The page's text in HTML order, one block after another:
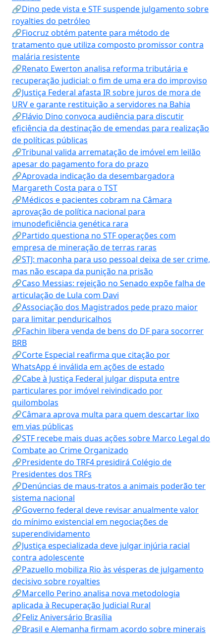
🔗Dino pede vista e STF suspende julgamento sobre
royalties do petróleo
🔗Fiocruz obtém patente para método de
tratamento que utiliza composto promissor contra
malária resistente
🔗Renato Ewerton analisa reforma tributária e
recuperação judicial: o fim de uma era do improviso
🔗Justiça Federal afasta IR sobre juros de mora de
URV e garante restituição a servidores na Bahia
🔗Flávio Dino convoca audiência para discutir
eficiência da destinação de emendas para realização
de políticas públicas
🔗Tribunal valida arrematação de imóvel em leilão
apesar do pagamento fora do prazo
🔗Aprovada indicação da desembargadora
Margareth Costa para o TST
🔗Médicos e pacientes cobram na Câmara
aprovação de política nacional para
imunodeficiência genética rara
🔗Partido questiona no STF operações com
empresa de mineração de terras raras
🔗STJ: maconha para uso pessoal deixa de ser crime,
mas não escapa da punição na prisão
🔗Caso Messias: rejeição no Senado expõe falha de
articulação de Lula com Davi
🔗Associação dos Magistrados pede prazo maior
para limitar penduricalhos
🔗Fachin libera venda de bens do DF para socorrer
BRB
🔗Corte Especial reafirma que citação por
WhatsApp é inválida em ações de estado
🔗Cabe à Justiça Federal julgar disputa entre
particulares por imóvel reivindicado por
quilombolas
🔗Câmara aprova multa para quem descartar lixo
em vias públicas
🔗STF recebe mais duas ações sobre Marco Legal do
Combate ao Crime Organizado
🔗Presidente do TRF4 presidirá Colégio de
Presidentes dos TRFs
🔗Denúncias de maus-tratos a animais poderão ter
sistema nacional
🔗Governo federal deve revisar anualmente valor
do mínimo existencial em negociações de
superendividamento
🔗Justiça especializada deve julgar injúria racial
contra adolescente
🔗Pazuello mobiliza Rio às vésperas de julgamento
decisivo sobre royalties
🔗Marcello Perino analisa nova metodologia
aplicada à Recuperação Judicial Rural
🔗Feliz Aniversário Brasília
🔗Brasil e Alemanha firmam acordo sobre minerais